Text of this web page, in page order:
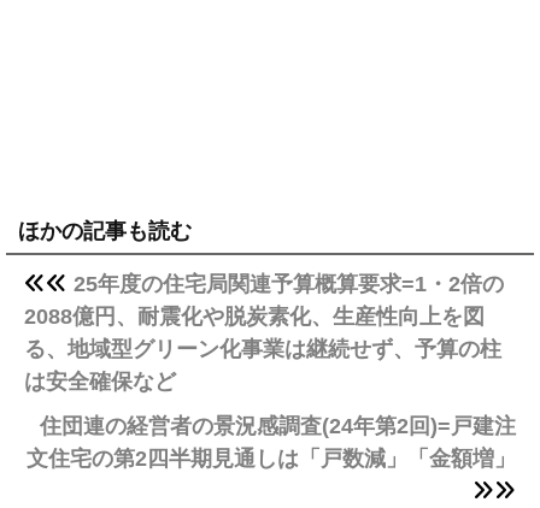
ほかの記事も読む
25年度の住宅局関連予算概算要求=1・2倍の
2088億円、耐震化や脱炭素化、生産性向上を図
る、地域型グリーン化事業は継続せず、予算の柱
は安全確保など
住団連の経営者の景況感調査(24年第2回)=戸建注
文住宅の第2四半期見通しは「戸数減」「金額増」